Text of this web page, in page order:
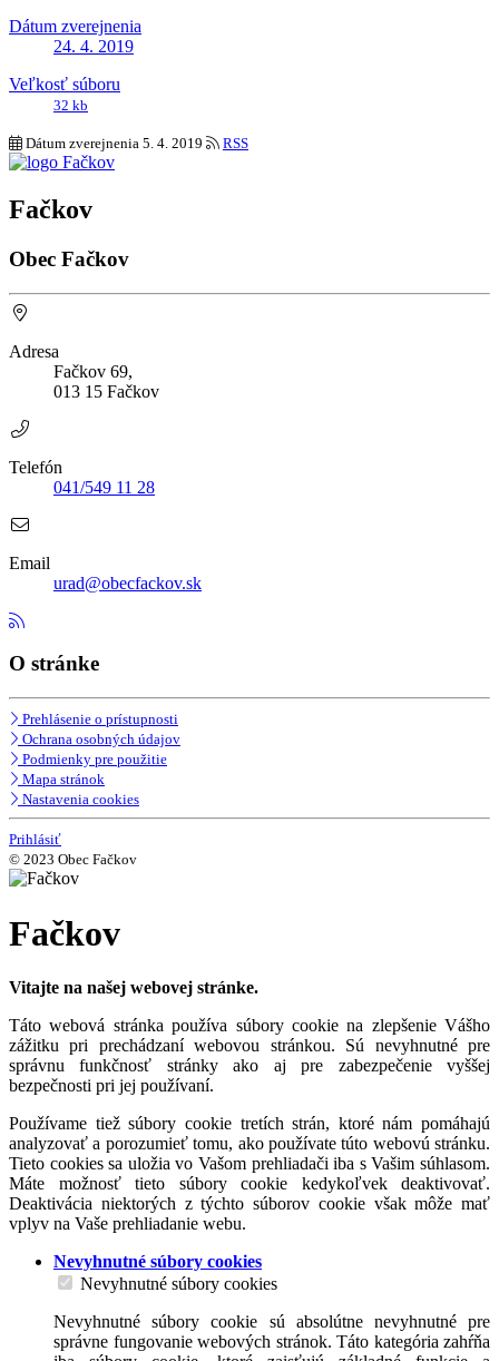
Dátum zverejnenia
24. 4. 2019
Veľkosť súboru
32 kb
Dátum zverejnenia 5. 4. 2019 RSS
Fačkov
Obec Fačkov
Adresa
Fačkov 69,
013 15 Fačkov
Telefón
041/549 11 28
Email
urad@obecfackov.sk
O stránke
Prehlásenie o prístupnosti
Ochrana osobných údajov
Podmienky pre použitie
Mapa stránok
Nastavenia cookies
Prihlásiť
© 2023 Obec Fačkov
Fačkov
Vitajte na našej webovej stránke.
Táto webová stránka používa súbory cookie na zlepšenie Vášho
zážitku pri prechádzaní webovou stránkou. Sú nevyhnutné pre
správnu funkčnosť stránky ako aj pre zabezpečenie vyššej
bezpečnosti pri jej používaní.
Používame tiež súbory cookie tretích strán, ktoré nám pomáhajú
analyzovať a porozumieť tomu, ako používate túto webovú stránku.
Tieto cookies sa uložia vo Vašom prehliadači iba s Vašim súhlasom.
Máte možnosť tieto súbory cookie kedykoľvek deaktivovať.
Deaktivácia niektorých z týchto súborov cookie však môže mať
vplyv na Vaše prehliadanie webu.
Nevyhnutné súbory cookies
Nevyhnutné súbory cookies
Nevyhnutné súbory cookie sú absolútne nevyhnutné pre
správne fungovanie webových stránok. Táto kategória zahŕňa